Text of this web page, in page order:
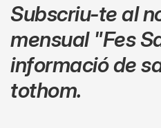
Subscriu-te al
mensual "Fes
informació de
tothom.